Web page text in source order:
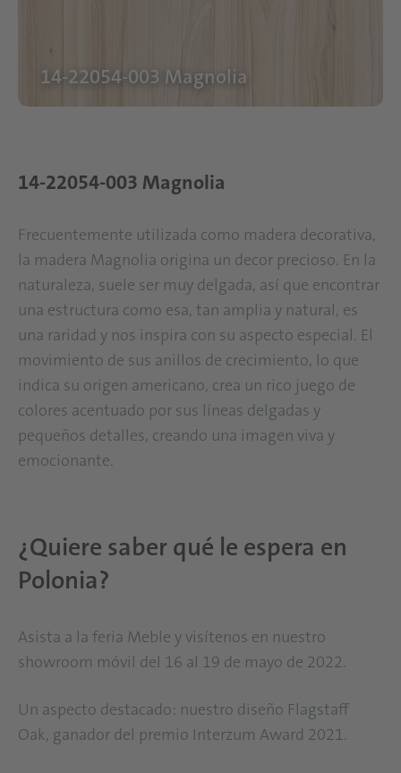
14-22054-003 Magnolia
14-22054-003 Magnolia
Frecuentemente utilizada como madera decorativa,
la madera Magnolia origina un decor precioso. En la
naturaleza, suele ser muy delgada, así que encontrar
una estructura como esa, tan amplia y natural, es
una raridad y nos inspira con su aspecto especial. El
movimiento de sus anillos de crecimiento, lo que
indica su origen americano, crea un rico juego de
colores acentuado por sus líneas delgadas y
pequeños detalles, creando una imagen viva y
emocionante.
¿Quiere saber qué le espera en
Polonia?
Asista a la feria Meble y visítenos en nuestro
showroom móvil del 16 al 19 de mayo de 2022.
Un aspecto destacado: nuestro diseño Flagstaff
Oak, ganador del premio Interzum Award 2021.